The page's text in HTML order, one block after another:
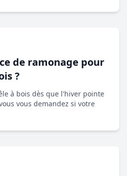
de ramonage pour
?
à bois dès que l'hiver pointe
vous demandez si votre